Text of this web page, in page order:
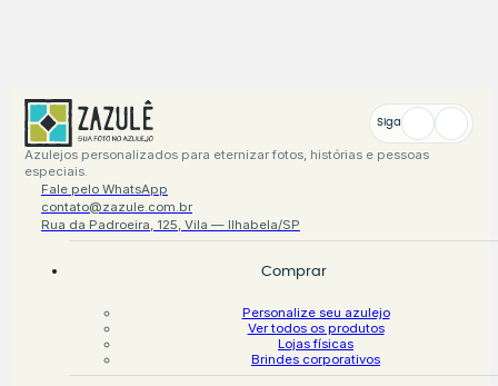
Siga
Azulejos personalizados para eternizar fotos, histórias e pessoas
especiais.
Fale pelo WhatsApp
contato@zazule.com.br
Rua da Padroeira, 125, Vila — Ilhabela/SP
Comprar
Personalize seu azulejo
Ver todos os produtos
Lojas físicas
Brindes corporativos